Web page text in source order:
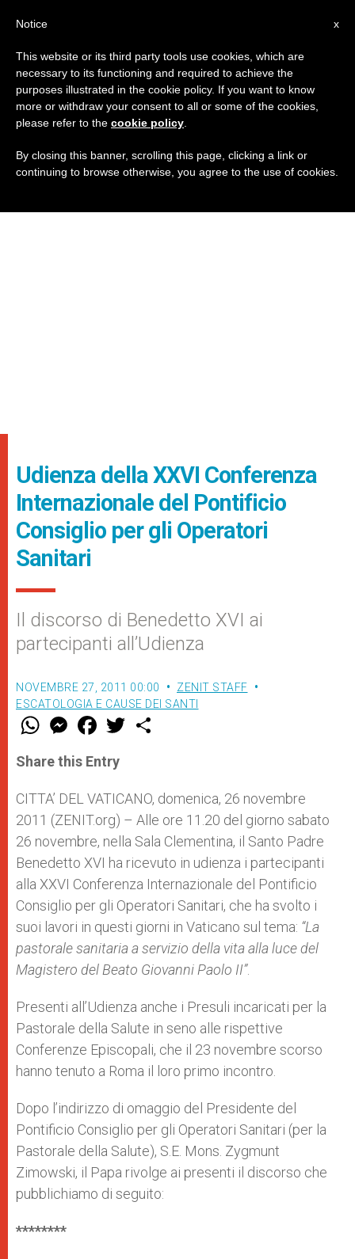
Udienza della XXVI Conferenza
Internazionale del Pontificio
Consiglio per gli Operatori
Sanitari
Il discorso di Benedetto XVI ai
partecipanti all’Udienza
NOVEMBRE 27, 2011 00:00
ZENIT STAFF
ESCATOLOGIA E CAUSE DEI SANTI
W
t
s
p
p
M
e
s
e
g
e
r
F
a
e
b
o
k
w
r
Share this Entry
CITTA’ DEL VATICANO, domenica, 26 novembre
2011 (ZENIT.org) – Alle ore 11.20 del giorno sabato
26 novembre, nella Sala Clementina, il Santo Padre
Benedetto XVI ha ricevuto in udienza i partecipanti
alla XXVI Conferenza Internazionale del Pontificio
Consiglio per gli Operatori Sanitari, che ha svolto i
suoi lavori in questi giorni in Vaticano sul tema: “La
pastorale sanitaria a servizio della vita alla luce del
Magistero del Beato Giovanni Paolo II”.
Presenti all’Udienza anche i Presuli incaricati per la
Pastorale della Salute in seno alle rispettive
Conferenze Episcopali, che il 23 novembre scorso
hanno tenuto a Roma il loro primo incontro.
Dopo l’indirizzo di omaggio del Presidente del
Pontificio Consiglio per gli Operatori Sanitari (per la
Pastorale della Salute), S.E. Mons. Zygmunt
Zimowski, il Papa rivolge ai presenti il discorso che
pubblichiamo di seguito:
********
x
Notice
This website or its third party tools use cookies, which are
necessary to its functioning and required to achieve the
purposes illustrated in the cookie policy. If you want to know
more or withdraw your consent to all or some of the cookies,
please refer to the cookie policy
By closing this banner, scrolling this page, clicking a link or
continuing to browse otherwise, you agree to the use of cookies.